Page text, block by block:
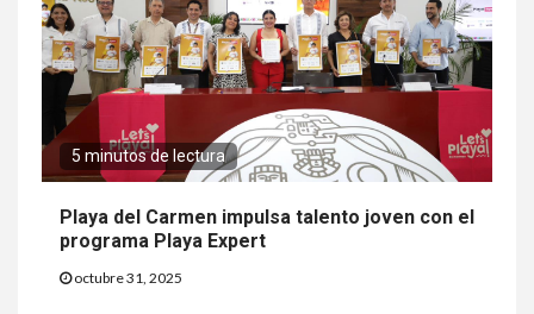
5 minutos de lectura
Playa del Carmen impulsa talento joven con el
programa Playa Expert
octubre 31, 2025